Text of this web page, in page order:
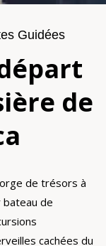
Guidées
de
de trésors à
de
cachées du